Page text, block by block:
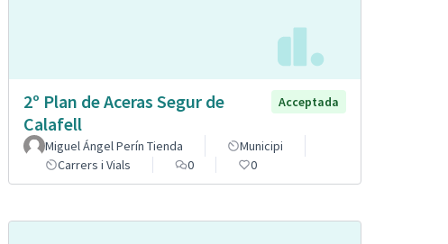
2º Plan de Aceras Segur de
Calafell
Acceptada
Miguel Ángel Perín Tienda
Municipi
Carrers i Vials
0 0